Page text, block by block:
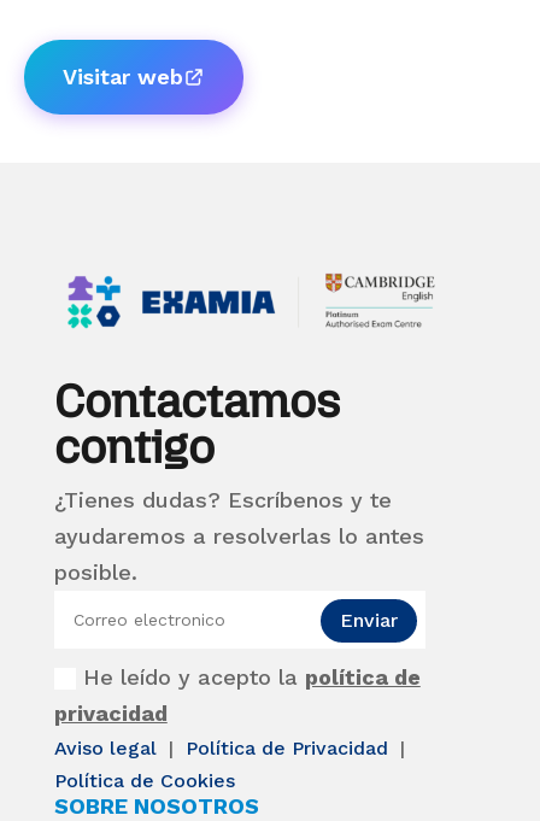
Visitar web
Contactamos
contigo
¿Tienes dudas? Escríbenos y te
ayudaremos a resolverlas lo antes
posible.
He leído y acepto la política de
privacidad
Enviar
Aviso legal | Política de Privacidad
|
Política de Cookies
SOBRE NOSOTROS